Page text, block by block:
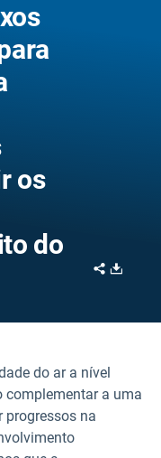
os
do
Share
do ar a nível
complementar a uma
na